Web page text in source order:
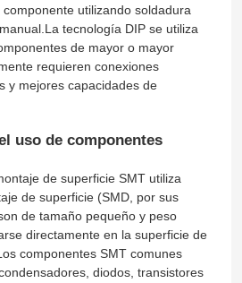
utilizando soldadura
tecnología DIP se utiliza
de mayor o mayor
requieren conexiones
y mejores capacidades de
uso de componentes
de superficie SMT utiliza
de superficie (SMD, por sus
de tamaño pequeño y peso
directamente en la superficie de
componentes SMT comunes
diodos, transistores